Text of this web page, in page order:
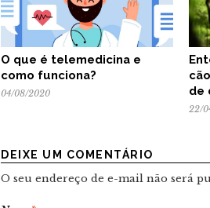
O que é telemedicina e
como funciona?
04/08/2020
de
22/
DEIXE UM COMENTÁRIO
O seu endereço de e-mail não será